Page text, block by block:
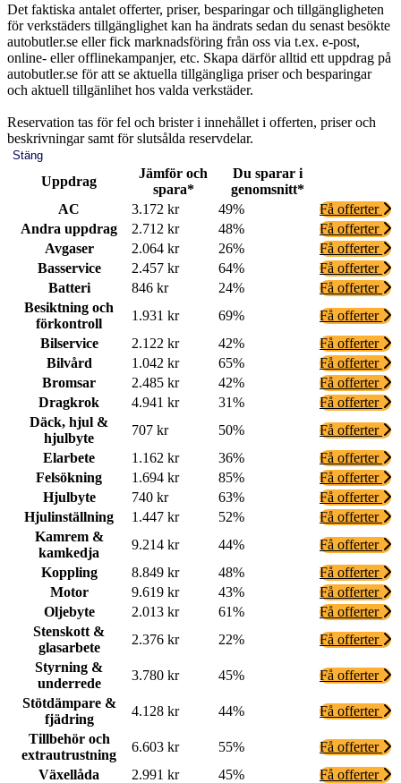
Det faktiska antalet offerter, priser, besparingar och tillgängligheten
för verkstäders tillgänglighet kan ha ändrats sedan du senast besökte
autobutler.se eller fick marknadsföring från oss via t.ex. e-post,
online- eller offlinekampanjer, etc. Skapa därför alltid ett uppdrag på
autobutler.se för att se aktuella tillgängliga priser och besparingar
och aktuell tillgänlihet hos valda verkstäder.
Reservation tas för fel och brister i innehållet i offerten, priser och
beskrivningar samt för slutsålda reservdelar.
Stäng
Uppdrag
Jämför och
spara*
Du sparar i
genomsnitt*
AC
3.172 kr 49%
Få offerter
Andra uppdrag
2.712 kr 48%
Få offerter
Avgaser
2.064 kr 26%
Få offerter
Basservice
2.457 kr 64%
Få offerter
Batteri
846 kr 24%
Få offerter
Besiktning och
förkontroll
1.931 kr 69%
Få offerter
Bilservice
2.122 kr 42%
Få offerter
Bilvård
1.042 kr 65%
Få offerter
Bromsar
2.485 kr 42%
Få offerter
Dragkrok
4.941 kr 31%
Få offerter
Däck, hjul &
hjulbyte
707 kr 50%
Få offerter
Elarbete
1.162 kr 36%
Få offerter
Felsökning
1.694 kr 85%
Få offerter
Hjulbyte
740 kr 63%
Få offerter
Hjulinställning
1.447 kr 52%
Få offerter
Kamrem &
kamkedja
9.214 kr 44%
Få offerter
Koppling
8.849 kr 48%
Få offerter
Motor
9.619 kr 43%
Få offerter
Oljebyte
2.013 kr 61%
Få offerter
Stenskott &
glasarbete
2.376 kr 22%
Få offerter
Styrning &
underrede
3.780 kr 45%
Få offerter
Stötdämpare &
fjädring
4.128 kr 44%
Få offerter
Tillbehör och
extrautrustning
6.603 kr 55%
Få offerter
Växellåda
2.991 kr 45%
Få offerter